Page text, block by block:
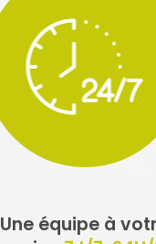
Une équipe à